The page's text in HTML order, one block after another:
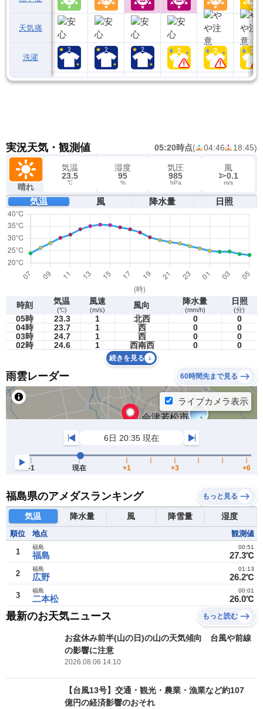
天気痛
洗濯
実況天気・観測値 05:20時点( 04:46 18:45)
晴れ
気温
23.5
℃
湿度
95
%
気圧
985
hPa
風
0.1
m/s
気温 風 降水量 日照
時刻 気温
(℃)
風速
(m/s) 風向 降水量
(mm/h)
日照
(分)
05時 23.3 1 北西 0
0
04時
23.7 1 西 0
0
03時
24.7 1 西 0
0
02時
24.6 1 西南西 0 0
続きを見る
雨雲レーダー 60時間先まで見る
福島県のアメダスランキング もっと見る
気温 降水量 風 降雪量 湿度
順位 地点 観測値
1 福島
福島
27.3℃
00:51
2 広野
福島
26.2℃
01:13
3 二本松
福島
26.0℃
00:01
最新のお天気ニュース もっと読む
お盆休み前半(山の日)の山の天気傾向 台風や前線
の影響に注意
2026.08.06 14:10
【台風13号】交通・観光・農業・漁業など約107
億円の経済影響のおそれ